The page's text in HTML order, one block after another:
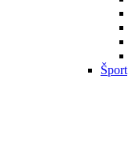
Šport